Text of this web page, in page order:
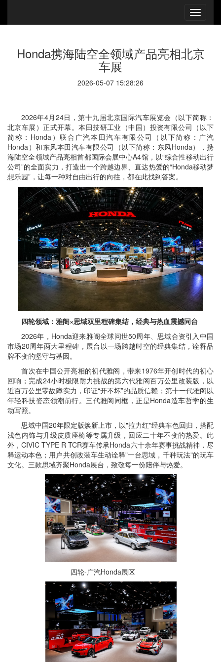
Honda携海陆空全领域产品亮相北京
车展
2026-05-07 15:28:26
2026年4月24日，第十九届北京国际汽车展览会（以下简称：
北京车展）正式开幕。本田技研工业（中国）投资有限公司（以下
简称：Honda）联合广汽本田汽车有限公司（以下简称： 广汽
Honda）和东风本田汽车有限公司（以下简称：东风Honda），携
海陆空全领域产品亮相首都国际会展中心A4馆，以“综合性移动出行
公司”的全面实力，打造出一个跨越边界、直达热爱的“Honda移动梦
想乐园”，让每一种对自由出行的向往，都在此找到答案。
四轮领域：雅阁×思域双里程碑集结，经典与热血震撼同台
2026年，Honda迎来雅阁全球问世50周年、思域合资引入中国
市场20周年两大里程碑，展台以一场跨越时空的经典集结，诠释品
牌不变的坚守与基因。
首次在中国公开亮相的初代雅阁，带来1976年开创时代的初心
回响；完成24小时极限耐力挑战的第六代雅阁百万公里改装版，以
近百万公里零故障实力，印证“开不坏”的品质信赖；第十一代雅阁以
年轻科技姿态领潮前行。三代雅阁同框，正是Honda造车哲学的生
动写照。
思域中国20年限定版焕新上市，以"拉力红"经典车色回归，搭配
浅色内饰与升级皮质座椅等专属升级，回应二十年不变的热爱。此
外，CIVIC TYPE R TCR赛车传承Honda六十余年赛事挑战精神，尽
释运动本色；用户共创改装车生动诠释"一台思域，千种玩法"的玩车
文化。三款思域齐聚Honda展台，致敬每一份陪伴与热爱。
四轮-广汽Honda展区